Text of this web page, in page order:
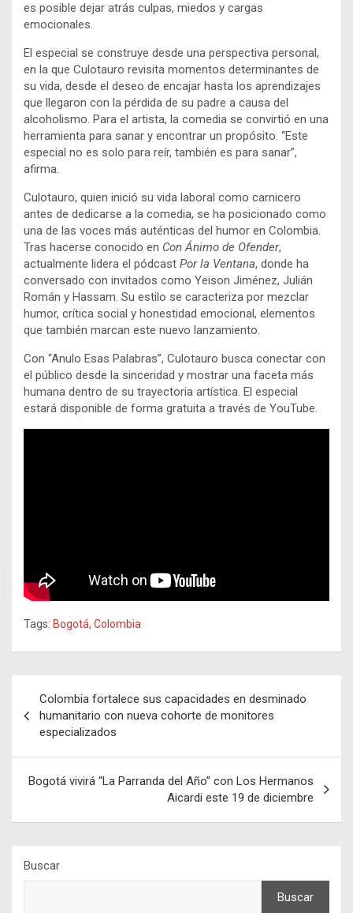
es posible dejar atrás culpas, miedos y cargas
emocionales.
El especial se construye desde una perspectiva personal,
en la que Culotauro revisita momentos determinantes de
su vida, desde el deseo de encajar hasta los aprendizajes
que llegaron con la pérdida de su padre a causa del
alcoholismo. Para el artista, la comedia se convirtió en una
herramienta para sanar y encontrar un propósito. “Este
especial no es solo para reír, también es para sanar”,
afirma.
Culotauro, quien inició su vida laboral como carnicero
antes de dedicarse a la comedia, se ha posicionado como
una de las voces más auténticas del humor en Colombia.
Tras hacerse conocido en Con Ánimo de Ofender,
actualmente lidera el pódcast Por la Ventana, donde ha
conversado con invitados como Yeison Jiménez, Julián
Román y Hassam. Su estilo se caracteriza por mezclar
humor, crítica social y honestidad emocional, elementos
que también marcan este nuevo lanzamiento.
Con “Anulo Esas Palabras”, Culotauro busca conectar con
el público desde la sinceridad y mostrar una faceta más
humana dentro de su trayectoria artística. El especial
estará disponible de forma gratuita a través de YouTube.
Tags: Bogotá, Colombia
de
entradas
Colombia fortalece sus capacidades en desminado
humanitario con nueva cohorte de monitores
especializados
Bogotá vivirá “La Parranda del Año” con Los Hermanos
Aicardi este 19 de diciembre
Buscar
Buscar